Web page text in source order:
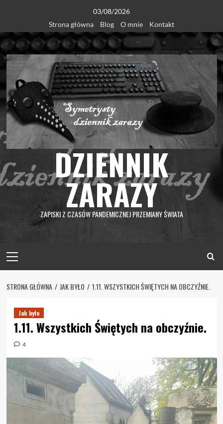
content
03/08/2026
Strona główna
Blog O mnie Kontakt
DZIENNIK
ZARAZY
ZAPISKI Z CZASÓW PANDEMICZNEJ PRZEMIANY ŚWIATA
Menu
STRONA GŁÓWNA JAK BYŁO 1.11. WSZYSTKICH ŚWIĘTYCH NA OBCZYŹNIE.
Jak było
1.11. Wszystkich Świętych na obczyźnie.
4